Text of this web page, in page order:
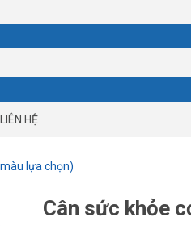
LIÊN HỆ
lựa chọn)
Cân sức khỏe